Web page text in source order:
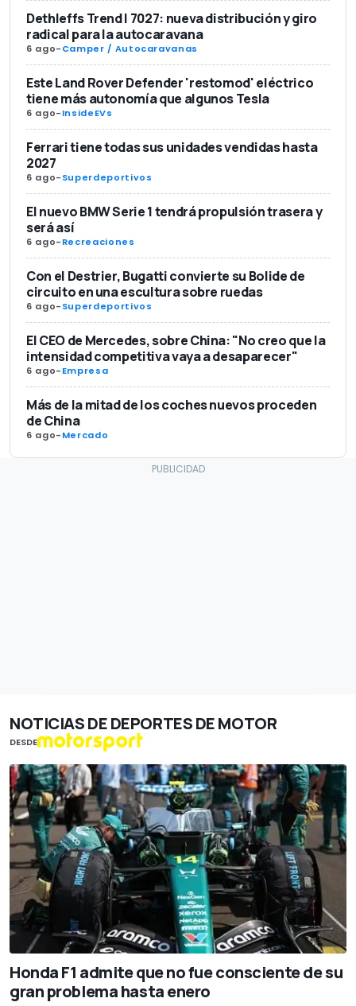
Dethleffs Trend I 7027: nueva distribución y giro
radical para la autocaravana
6 ago-Camper / Autocaravanas
Este Land Rover Defender 'restomod' eléctrico
tiene más autonomía que algunos Tesla
6 ago-InsideEVs
Ferrari tiene todas sus unidades vendidas hasta
2027
6 ago-Superdeportivos
El nuevo BMW Serie 1 tendrá propulsión trasera y
será así
6 ago-Recreaciones
Con el Destrier, Bugatti convierte su Bolide de
circuito en una escultura sobre ruedas
6 ago-Superdeportivos
El CEO de Mercedes, sobre China: "No creo que la
intensidad competitiva vaya a desaparecer"
6 ago-Empresa
Más de la mitad de los coches nuevos proceden
de China
6 ago-Mercado
NOTICIAS DE DEPORTES DE MOTOR
DESDE
Honda F1 admite que no fue consciente de su
gran problema hasta enero